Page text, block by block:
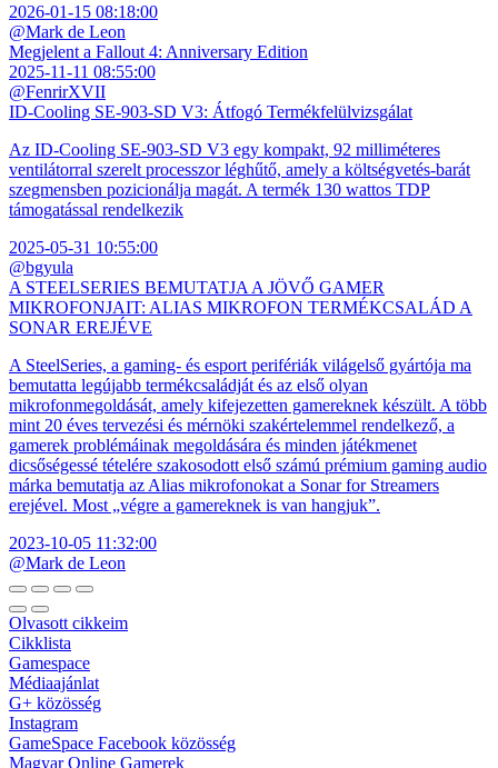
2026-01-15 08:18:00
@Mark de Leon
Megjelent a Fallout 4: Anniversary Edition
2025-11-11 08:55:00
@FenrirXVII
ID-Cooling SE-903-SD V3: Átfogó Termékfelülvizsgálat
Az ID-Cooling SE-903-SD V3 egy kompakt, 92 milliméteres
ventilátorral szerelt processzor léghűtő, amely a költségvetés-barát
szegmensben pozicionálja magát. A termék 130 wattos TDP
támogatással rendelkezik
2025-05-31 10:55:00
@bgyula
A STEELSERIES BEMUTATJA A JÖVŐ GAMER
MIKROFONJAIT: ALIAS MIKROFON TERMÉKCSALÁD A
SONAR EREJÉVE
A SteelSeries, a gaming- és esport perifériák világelső gyártója ma
bemutatta legújabb termékcsaládját és az első olyan
mikrofonmegoldását, amely kifejezetten gamereknek készült. A több
mint 20 éves tervezési és mérnöki szakértelemmel rendelkező, a
gamerek problémáinak megoldására és minden játékmenet
dicsőségessé tételére szakosodott első számú prémium gaming audio
márka bemutatja az Alias mikrofonokat a Sonar for Streamers
erejével. Most „végre a gamereknek is van hangjuk”.
2023-10-05 11:32:00
@Mark de Leon
Olvasott cikkeim
Cikklista
Gamespace
Médiaajánlat
G+ közösség
Instagram
GameSpace Facebook közösség
Magyar Online Gamerek